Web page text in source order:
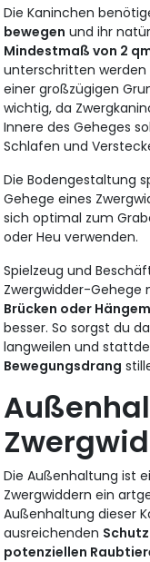
Die Kaninchen
bewegen und ihr
Mindestmaß von 2
unterschritten werden
einer großzügigen
wichtig, da
Innere des Geheges
Schlafen und
Die Bodengestaltung
Gehege eines
sich optimal zum
oder Heu verwenden.
Spielzeug und
Zwergwidder-
Brücken oder
besser. So sorgst du
langweilen und
Bewegungsdrang
Die Außenhaltung ist
Zwergwiddern ein
Außenhaltung dieser
ausreichenden
potenziellen